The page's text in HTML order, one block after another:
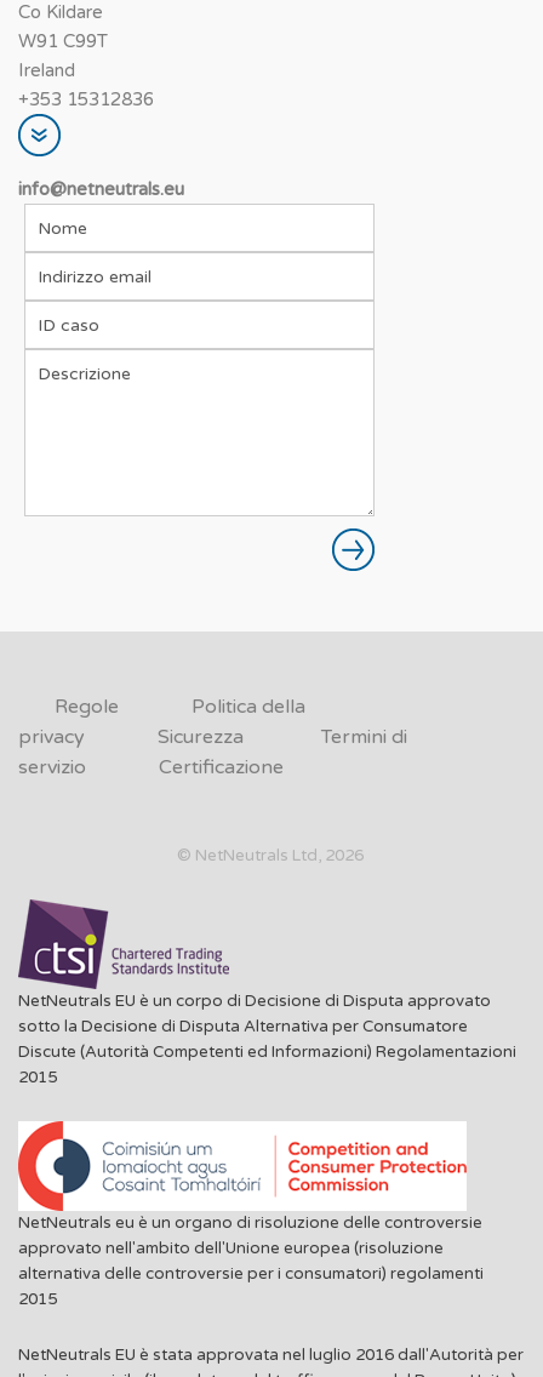
Co Kildare
W91 C99T
Ireland
+353 15312836
info@netneutrals.eu
Regole
Politica della
privacy
Sicurezza
Termini di
servizio
Certificazione
© NetNeutrals Ltd, 2026
NetNeutrals EU è un corpo di Decisione di Disputa approvato
sotto la Decisione di Disputa Alternativa per Consumatore
Discute (Autorità Competenti ed Informazioni) Regolamentazioni
2015
NetNeutrals eu è un organo di risoluzione delle controversie
approvato nell'ambito dell'Unione europea (risoluzione
alternativa delle controversie per i consumatori) regolamenti
2015
NetNeutrals EU è stata approvata nel luglio 2016 dall'Autorità per